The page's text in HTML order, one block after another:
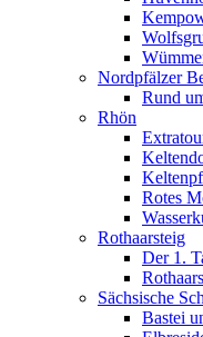
Nordpfälzer
Rund
Rhön
Rotes
Rothaarsteig
Der 1.
Sächsische
Bastei